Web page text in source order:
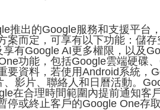
推出的Google服務和支援平
案而定，可享有以下功能：儲
有Google AI更多權限，以及
功能，包括Google雲端硬碟
要資料，若使用Android系統
影片、聯絡人和日曆活動。
在合理時間範圍內提前通知
或終止客戶的Google One存取